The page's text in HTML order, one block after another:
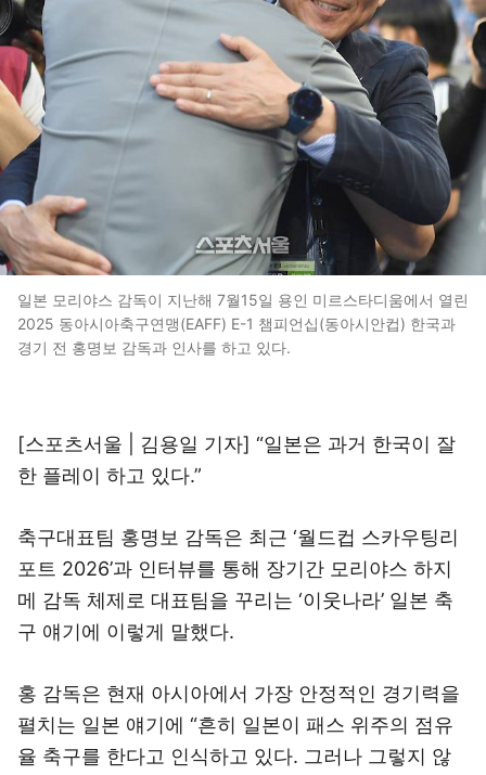
일본 모리야스 감독이 지난해 7월15일 용인 미르스타디움에서 열린
2025 동아시아축구연맹(EAFF) E-1 챔피언십(동아시안컵) 한국과
경기 전 홍명보 감독과 인사를 하고 있다.
[스포츠서울 | 김용일 기자] “일본은 과거 한국이 잘
한 플레이 하고 있다.”
축구대표팀 홍명보 감독은 최근 ‘월드컵 스카우팅리
포트 2026’과 인터뷰를 통해 장기간 모리야스 하지
메 감독 체제로 대표팀을 꾸리는 ‘이웃나라’ 일본 축
구 얘기에 이렇게 말했다.
홍 감독은 현재 아시아에서 가장 안정적인 경기력을
펼치는 일본 얘기에 “흔히 일본이 패스 위주의 점유
율 축구를 한다고 인식하고 있다. 그러나 그렇지 않